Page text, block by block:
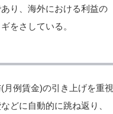
り、海外における利益の
をさしている。
例賃金)の引き上げを重視
どに自動的に跳ね返り、